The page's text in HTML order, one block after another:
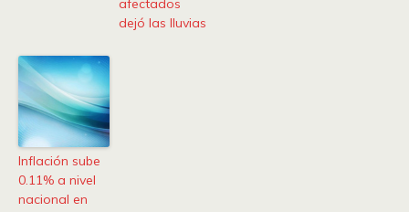
afectados
dejó las lluvias
Inflación sube
0.11% a nivel
nacional en